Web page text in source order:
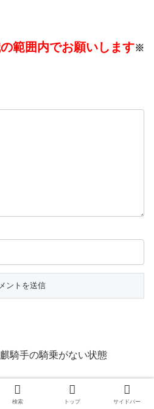
範囲内でお願いします※
騎手の騎乗がない状態
検索 トップ サイドバー